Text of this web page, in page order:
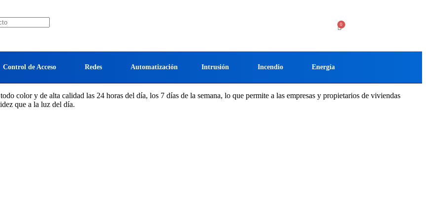
Control de Acceso Redes Automatización Intrusión Incendio Energía
color y de alta calidad las 24 horas del día, los 7 días de la semana, lo que permite a las empresas y propietarios de viviendas
que a la luz del día.